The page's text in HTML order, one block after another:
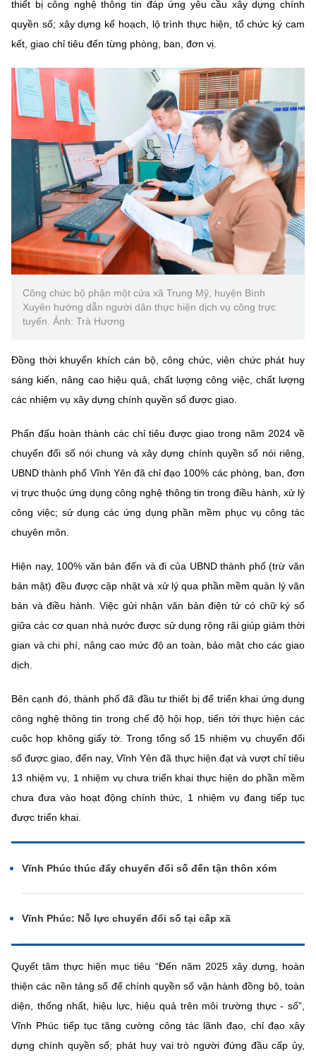
thiết bị công nghệ thông tin đáp ứng yêu cầu xây dựng chính
quyền số; xây dựng kế hoạch, lộ trình thực hiện, tổ chức ký cam
kết, giao chỉ tiêu đến từng phòng, ban, đơn vị.
Công chức bộ phận một cửa xã Trung Mỹ, huyện Bình
Xuyên hướng dẫn người dân thực hiện dịch vụ công trực
tuyến. Ảnh: Trà Hương
Đồng thời khuyến khích cán bộ, công chức, viên chức phát huy
sáng kiến, nâng cao hiệu quả, chất lượng công việc, chất lượng
các nhiệm vụ xây dựng chính quyền số được giao.
Phấn đấu hoàn thành các chỉ tiêu được giao trong năm 2024 về
chuyển đổi số nói chung và xây dựng chính quyền số nói riêng,
UBND thành phố Vĩnh Yên đã chỉ đạo 100% các phòng, ban, đơn
vị trực thuộc ứng dụng công nghệ thông tin trong điều hành, xử lý
công việc; sử dụng các ứng dụng phần mềm phục vụ công tác
chuyên môn.
Hiện nay, 100% văn bản đến và đi của UBND thành phố (trừ văn
bản mật) đều được cập nhật và xử lý qua phần mềm quản lý văn
bản và điều hành. Việc gửi nhận văn bản điện tử có chữ ký số
giữa các cơ quan nhà nước được sử dụng rộng rãi giúp giảm thời
gian và chi phí, nâng cao mức độ an toàn, bảo mật cho các giao
dịch.
Bên cạnh đó, thành phố đã đầu tư thiết bị để triển khai ứng dụng
công nghệ thông tin trong chế độ hội họp, tiến tới thực hiện các
cuộc họp không giấy tờ. Trong tổng số 15 nhiệm vụ chuyển đổi
số được giao, đến nay, Vĩnh Yên đã thực hiện đạt và vượt chỉ tiêu
13 nhiệm vụ, 1 nhiệm vụ chưa triển khai thực hiện do phần mềm
chưa đưa vào hoạt động chính thức, 1 nhiệm vụ đang tiếp tục
được triển khai.
Vĩnh Phúc thúc đẩy chuyển đổi số đến tận thôn xóm
Vĩnh Phúc: Nỗ lực chuyển đổi số tại cấp xã
Quyết tâm thực hiện mục tiêu “Đến năm 2025 xây dựng, hoàn
thiện các nền tảng số để chính quyền số vận hành đồng bộ, toàn
diện, thống nhất, hiệu lực, hiệu quả trên môi trường thực - số”,
Vĩnh Phúc tiếp tục tăng cường công tác lãnh đạo, chỉ đạo xây
dựng chính quyền số; phát huy vai trò người đứng đầu cấp ủy,